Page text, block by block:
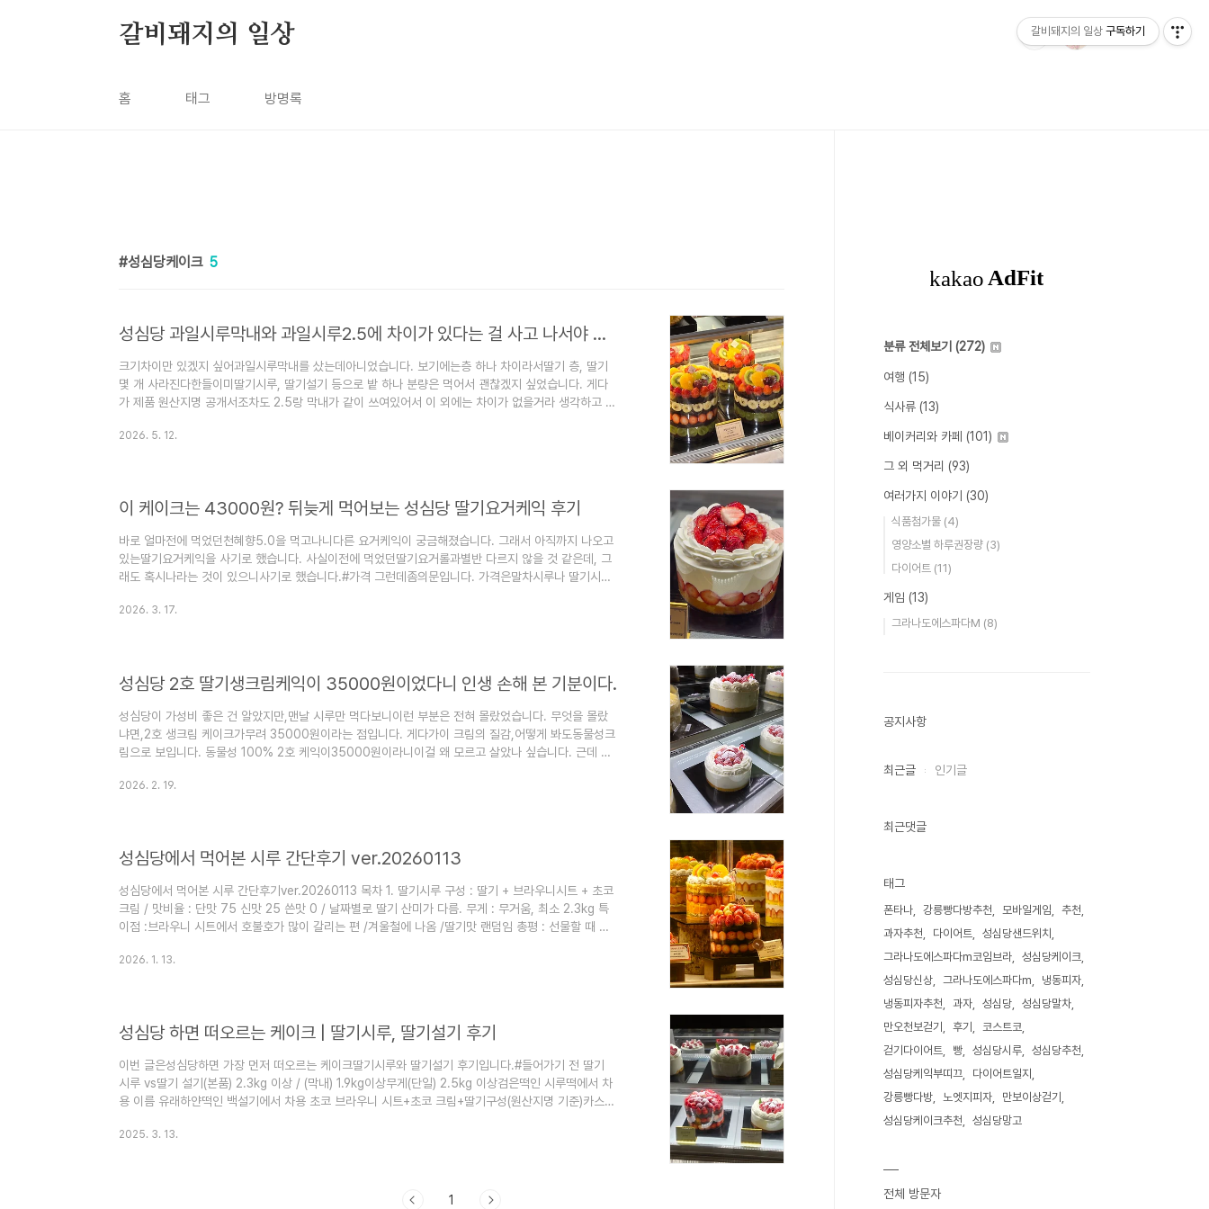
갈비돼지의 일상
홈 태그 방명록
성심당케이크 5
성심당 과일시루막내와 과일시루2.5에 차이가 있다는 걸 사고 나서야 알게된 후기
크기차이만 있겠지 싶어과일시루막내를 샀는데아니었습니다. 보기에는층 하나 차이라서딸기 층, 딸기
몇 개 사라진다한들이미딸기시루, 딸기설기 등으로 밭 하나 분량은 먹어서 괜찮겠지 싶었습니다. 게다
가 제품 원산지명 공개서조차도 2.5랑 막내가 같이 쓰여있어서 이 외에는 차이가 없을거라 생각하고 과
무래도 이상합니다. 300g 정도 덜 나가다보니,만족감이 덜한건지아니면 과일 구성이 맘에 안드는건지
2026. 5. 12.
이 케이크는 43000원? 뒤늦게 먹어보는 성심당 딸기요거케익 후기
바로 얼마전에 먹었던천혜향5.0을 먹고나니다른 요거케익이 궁금해졌습니다. 그래서 아직까지 나오고
있는딸기요거케익을 사기로 했습니다. 사실이전에 먹었던딸기요거롤과별반 다르지 않을 것 같은데, 그
래도 혹시나라는 것이 있으니사기로 했습니다.#가격 그런데좀의문입니다. 가격은말차시루나 딸기시루
생케익에딸기를 한 바퀴 두른 것과 큰 차이가 없어서그렇게 보이는 듯합니다. 실제로는크림도 다르고
2026. 3. 17.
성심당 2호 딸기생크림케익이 35000원이었다니 인생 손해 본 기분이다.
성심당이 가성비 좋은 건 알았지만,맨날 시루만 먹다보니이런 부분은 전혀 몰랐었습니다. 무엇을 몰랐
냐면,2호 생크림 케이크가무려 35000원이라는 점입니다. 게다가이 크림의 질감,어떻게 봐도동물성크
림으로 보입니다. 동물성 100% 2호 케익이35000원이라니이걸 왜 모르고 살았나 싶습니다. 근데 그
다. 그러나연휴 영향인지거대한 케익 대신2호 케익도 진열해놓으면서눈길이 가기 시작했습니다. 또,얼
2026. 2. 19.
성심당에서 먹어본 시루 간단후기 ver.20260113
성심당에서 먹어본 시루 간단후기ver.20260113 목차 1. 딸기시루 구성 : 딸기 + 브라우니시트 + 초코
크림 / 맛비율 : 단맛 75 신맛 25 쓴맛 0 / 날짜별로 딸기 산미가 다름. 무게 : 무거움, 최소 2.3kg 특
이점 :브라우니 시트에서 호불호가 많이 갈리는 편 /겨울철에 나옴 /딸기맛 랜덤임 총평 : 선물할 때 좋
없어 더 달콤함 무게 : 무거움, 딸기시루와 동급 2kg이상 예상 특이점 :언제 파는지 잘 모르겠음 이벤트
2026. 1. 13.
성심당 하면 떠오르는 케이크 | 딸기시루, 딸기설기 후기
이번 글은성심당하면 가장 먼저 떠오르는 케이크딸기시루와 딸기설기 후기입니다.#들어가기 전 딸기
시루 vs딸기 설기(본품) 2.3kg 이상 / (막내) 1.9kg이상무게(단일) 2.5kg 이상검은떡인 시루떡에서 차
용 이름 유래하얀떡인 백설기에서 차용 초코 브라우니 시트+초코 크림+딸기구성(원산지명 기준)카스테
3월 기준) 한정수량 본점, DCC : 오전 8시부터 판매진행롯데점 : 8시부터 테이블링 10시 30분부터
2025. 3. 13.
1
분류 전체보기 (272)
여행 (15)
식사류 (13)
베이커리와 카페 (101)
그 외 먹거리 (93)
여러가지 이야기 (30)
식품첨가물 (4)
영양소별 하루권장량 (3)
다이어트 (11)
게임 (13)
그라나도에스파다M (8)
공지사항
최근글 인기글
최근댓글
태그
폰타나 강릉빵다방추천 모바일게임
추천
과자추천
다이어트
성심당샌드위치
그라나도에스파다m코임브라
성심당케이크
성심당신상
그라나도에스파다m
냉동피자
냉동피자추천
과자 성심당
성심당말차
만오천보걷기
후기
코스트코
걷기다이어트
빵 성심당시루
성심당추천
성심당케익부띠끄
다이어트일지
강릉빵다방
노엣지피자
만보이상걷기
성심당케이크추천
성심당망고
전체 방문자
갈비돼지의 일상 구독하기